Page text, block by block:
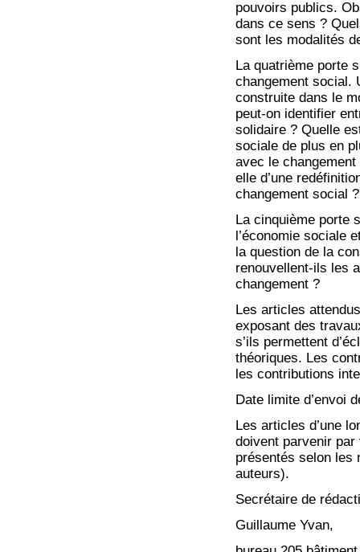
pouvoirs publics.
dans ce sens ?
sont les modalités
La quatrième porte
changement social.
construite dans le
peut-on identifier
solidaire ? Quelle
sociale de plus en
avec le
elle d’une
changement social ?
La cinquième porte
l’économie sociale
la question de la
renouvellent-ils les
changement ?
Les articles
exposant des
s’ils permettent
théoriques. Les
les contributions
Date limite d’envoi
Les articles d’une
doivent parvenir
présentés selon les
auteurs).
Secrétaire de
Guillaume Yvan,